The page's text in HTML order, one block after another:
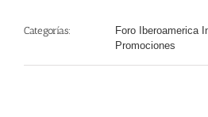
Categorías:
Foro Iberoamerica
Promociones